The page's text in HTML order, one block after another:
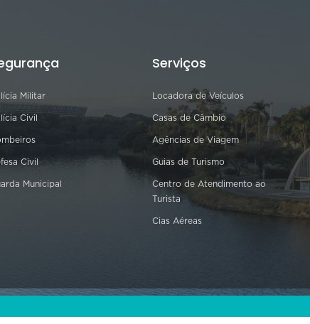
Militar
Civil
Civil
Municipal
Serviços
Locadora de Veículos
Casas de Câmbio
Agências de Viagem
Guias de Turismo
Centro de Atendimento ao
Turista
Cias Aéreas